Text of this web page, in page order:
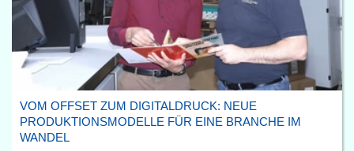
VOM OFFSET ZUM DIGITALDRUCK: NEUE
PRODUKTIONSMODELLE FÜR EINE BRANCHE IM
WANDEL